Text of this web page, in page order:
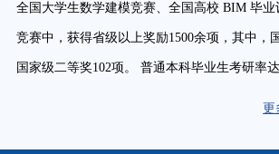
全国大学生数学建模竞赛、全国高校 BIM 毕
竞赛中，获得省级以上奖励1500余项，其中，
国家级二等奖102项。 普通本科毕业生考研率达
更